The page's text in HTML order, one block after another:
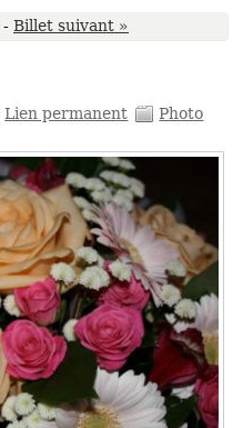
- Billet suivant »
Lien permanent Photo